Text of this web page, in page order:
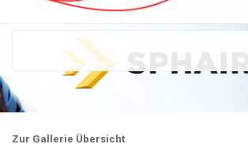
Zur Gallerie Übersicht